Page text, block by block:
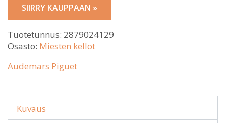
SIIRRY KAUPPAAN »
Tuotetunnus: 2879024129
Osasto: Miesten kellot
Audemars Piguet
Kuvaus